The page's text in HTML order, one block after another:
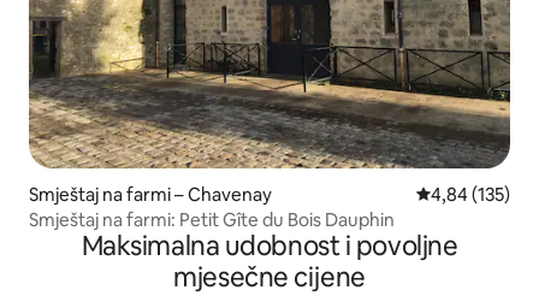
Smještaj na farmi – Chavenay Prosječna
4,84 (135)
Smještaj na farmi: Petit Gîte du Bois Dauphin
Maksimalna udobnost i povoljne
mjesečne cijene